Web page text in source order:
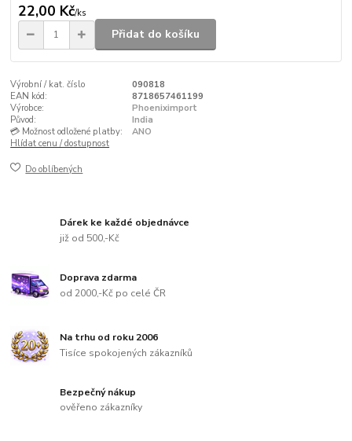
22,00 Kč/ks
Přidat do košíku
Výrobní / kat. číslo
090818
EAN kód:
8718657461199
Výrobce:
Phoeniximport
Původ:
India
💳 Možnost odložené platby:
ANO
Hlídat cenu / dostupnost
Do oblíbených
Dárek ke každé objednávce
již od 500,-Kč
Doprava zdarma
od 2000,-Kč po celé ČR
Na trhu od roku 2006
Tisíce spokojených zákazníků
Bezpečný nákup
ověřeno zákazníky